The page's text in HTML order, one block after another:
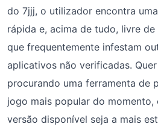
do 7jjj, o utilizador encontra
rápida e, acima de tudo, livre
que frequentemente infestam
aplicativos não verificadas.
procurando uma ferramenta de
jogo mais popular do momento,
versão disponível seja a mais